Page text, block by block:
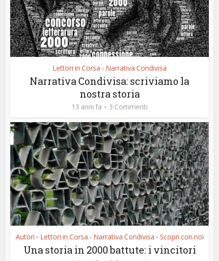
Lettori in Corsa - Narrativa Condivisa
Narrativa Condivisa: scriviamo la
nostra storia
13 anni fa 3 Commenti
Autori • Lettori in Corsa - Narrativa Condivisa • Scopri con noi
Una storia in 2000 battute: i vincitori